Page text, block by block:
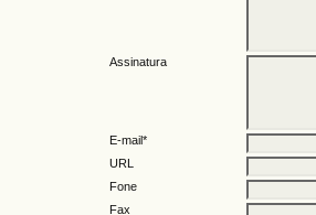
Assinatura
E-mail*
URL
Fone
Fax